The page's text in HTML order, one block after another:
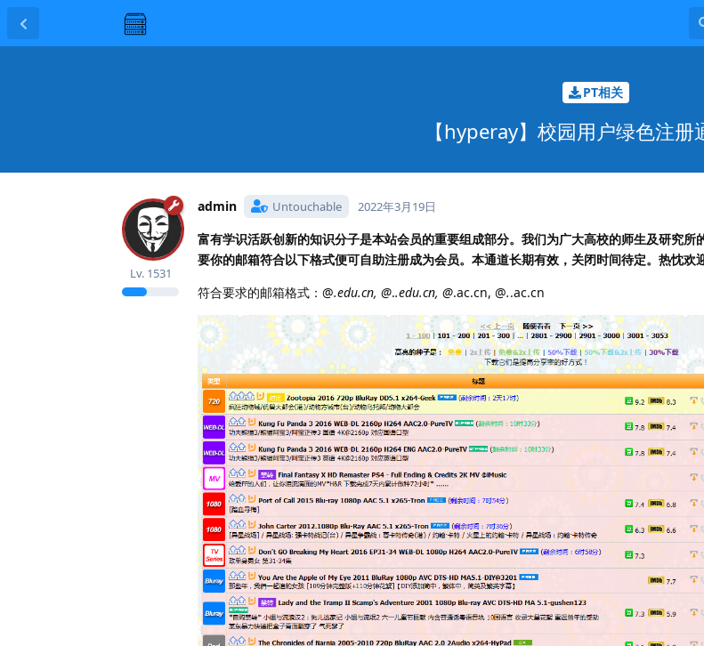
PT相关
【hyperay】校园用户绿色注册
admin Untouchable
Lv. 1531
2022年3月19日
富有学识活跃创新的知识分子是本站会员的重要组成部分。我们为广大高校的师生及研究所
要你的邮箱符合以下格式便可自助注册成为会员。本通道长期有效，关闭时间待定。热忱欢
符合要求的邮箱格式：@.edu.cn, @..edu.cn, @.ac.cn, @..ac.cn